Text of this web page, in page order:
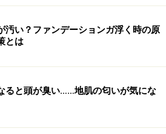
汚い？ファンデーションガ浮く時の原
とは
ると頭が臭い……地肌の匂いが気にな